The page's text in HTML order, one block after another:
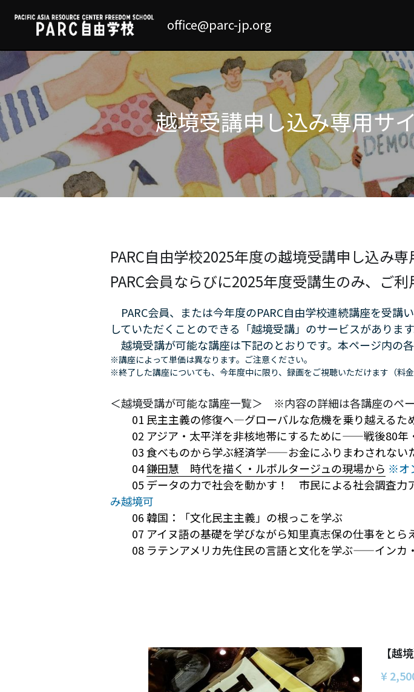
office@parc-jp.org
越境受講申し込み専用サ
PARC自由学校2025年度の越境受講申し込み専
PARC会員ならびに2025年度受講生のみ、ご
PARC会員、または今年度のPARC自由学校連続講座を受
していただくことのできる「越境受講」のサービスがあります
越境受講が可能な講座は下記のとおりです。本ページ内の
※講座によって単価は異なります。ご注意ください。
※終了した講座についても、今年度中に限り、録画をご視聴いただけます（料
＜越境受講が可能な講座一覧＞　※内容の詳細は各講座のペ
01 民主主義の修復へ――――グローバルな危機を乗り越えるた
02 アジア・太平洋を非核地帯にするために――戦後80年
03 食べものから学ぶ経済学――お金にふりまわされない
04 鎌田慧　時代を描く・ルポルタージュの現場から ※オ
05 データの力で社会を動かす！　市民による社会調査力
み越境可
07 アイヌ語の基礎を学びながら知里真志保の仕事をとら
08 ラテンアメリカ先住民の言語と文化を学ぶ――インカ
【越
¥